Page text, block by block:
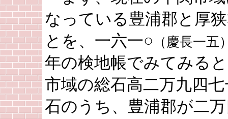
なっている豊浦郡と厚
とを、一六一○ （慶長一五
年の検地帳でみてみる
市域の総石高二万九四七
石のうち、豊浦郡が二